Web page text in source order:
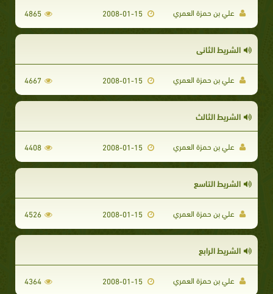
علي بن حمزة العمري 4865
الشريط الثاني
علي بن حمزة العمري 4667
الشريط الثالث
علي بن حمزة العمري 4408
الشريط التاسع
علي بن حمزة العمري 4526
الشريط الرابع
علي بن حمزة العمري 4364